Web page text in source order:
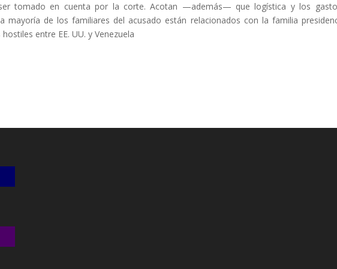
tomado en cuenta por la corte. Acotan —además— que logística y los
mayoría de los familiares del acusado están relacionados con la familia
entre EE. UU. y Venezuela